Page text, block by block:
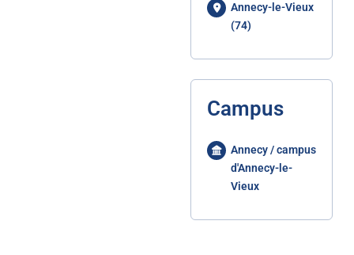
Annecy-le-Vieux
(74)
Campus
Annecy / campus
d'Annecy-le-
Vieux